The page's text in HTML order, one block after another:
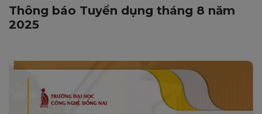
Thông báo Tuyển dụng tháng 8 năm
2025